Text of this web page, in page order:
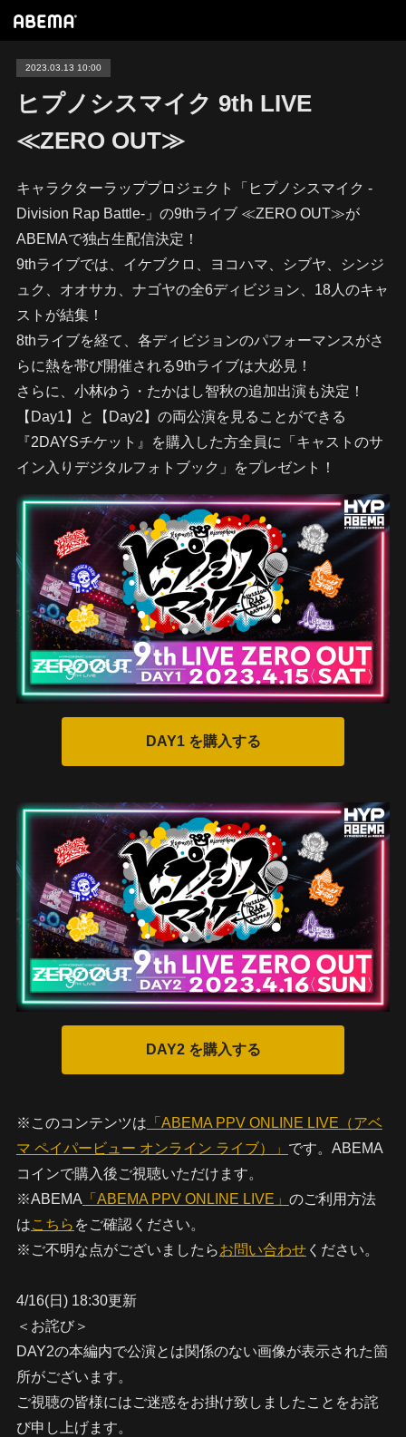
2023.03.13 10:00
ヒプノシスマイク 9th LIVE
≪ZERO OUT≫
キャラクターラッププロジェクト「ヒプノシスマイク -
Division Rap Battle-」の9thライブ ≪ZERO OUT≫が
ABEMAで独占生配信決定！
9thライブでは、イケブクロ、ヨコハマ、シブヤ、シンジ
ュク、オオサカ、ナゴヤの全6ディビジョン、18人のキャ
ストが結集！
8thライブを経て、各ディビジョンのパフォーマンスがさ
らに熱を帯び開催される9thライブは大必見！
さらに、小林ゆう・たかはし智秋の追加出演も決定！
【Day1】と【Day2】の両公演を見ることができる
『2DAYSチケット』を購入した方全員に「キャストのサ
イン入りデジタルフォトブック」をプレゼント！
※このコンテンツは 「ABEMA PPV ONLINE LIVE（アベ
マ ペイパービュー オンライン ライブ）」 です。ABEMA
コインで購入後ご視聴いただけます。
※ABEMA 「ABEMA PPV ONLINE LIVE」 のご利用方法
はこちら をご確認ください。
※ご不明な点がございましたらお問い合わせください。
4/16(日) 18:30更新
＜お詫び＞
DAY2の本編内で公演とは関係のない画像が表示された箇
所がございます。
ご視聴の皆様にはご迷惑をお掛け致しましたことをお詫
び申し上げます。